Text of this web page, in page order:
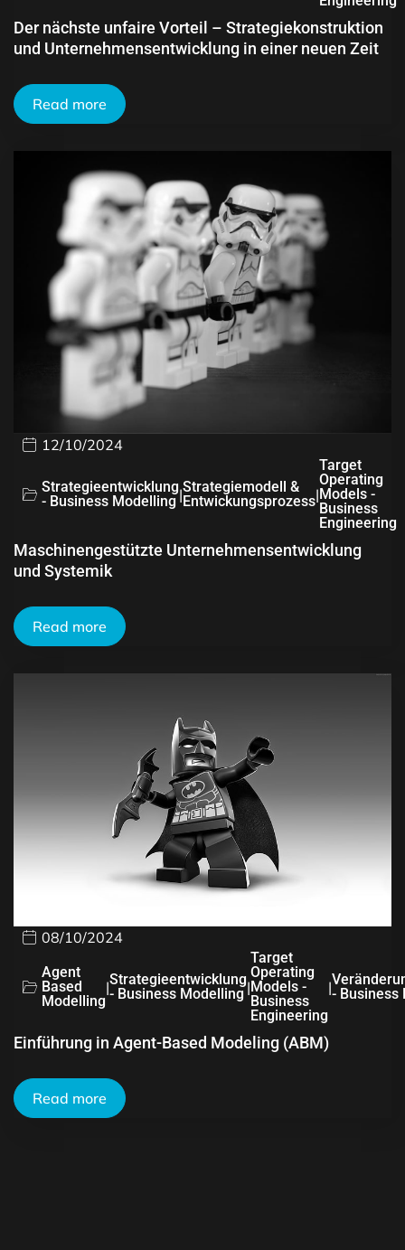
Der nächste unfaire Vorteil – Strategiekonstruktion
und Unternehmensentwicklung in einer neuen Zeit
Read more
12/10/2024
Strategieentwicklung
- Business Modelling |Strategiemodell &
Entwickungsprozess|
Target
Operating
Models -
Business
Engineering
Maschinengestützte Unternehmensentwicklung
und Systemik
Read more
08/10/2024
Agent
Based
Modelling
|Strategieentwicklung
- Business Modelling |
Target
Operating
Models -
Business
Engineering
|- Business
Einführung in Agent-Based Modeling (ABM)
Read more